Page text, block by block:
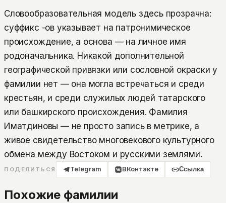
Словообразовательная модель здесь прозрачна:
суффикс -ов указывает на патронимическое
происхождение, а основа — на личное имя
родоначальника. Никакой дополнительной
географической привязки или сословной окраски у
фамилии нет — она могла встречаться и среди
крестьян, и среди служилых людей татарского
или башкирского происхождения. Фамилия
Иматдиновы — не просто запись в метрике, а
живое свидетельство многовекового культурного
обмена между Востоком и русскими землями.
ПОДЕЛИТЬСЯ Telegram ВКонтакте Ссылка
Похожие фамилии